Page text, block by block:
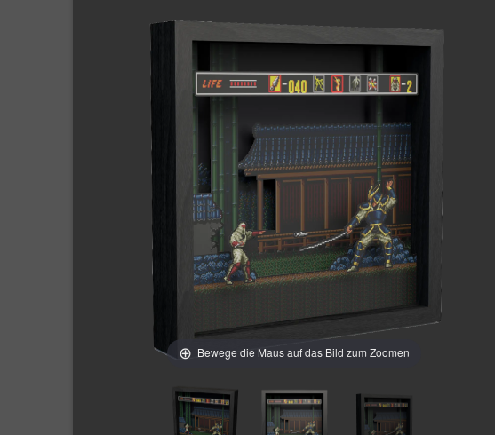
Bewege die Maus auf das Bild zum Zoomen